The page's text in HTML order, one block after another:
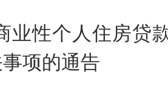
业性个人住房贷
项的通告